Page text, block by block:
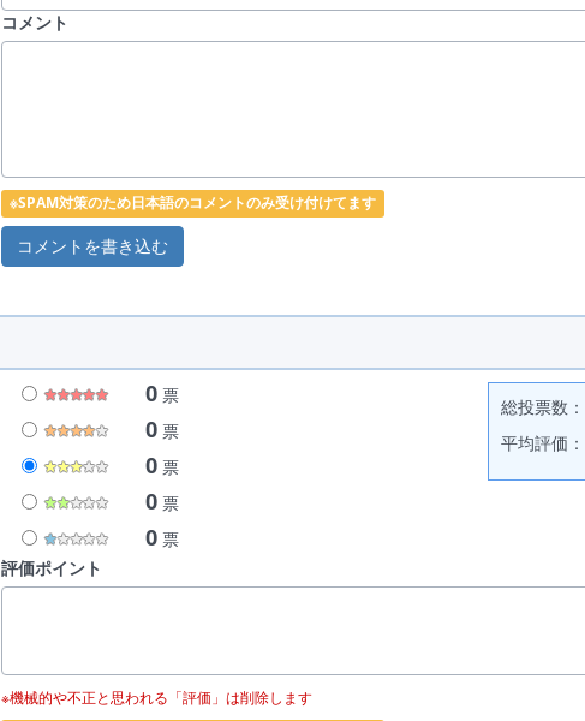
コメント
※SPAM対策のため日本語のコメントのみ受け付けてます
0票
0票
0票
0票
0票
総投票数
平均評価
評価ポイント
※機械的や不正と思われる「評価」は削除します